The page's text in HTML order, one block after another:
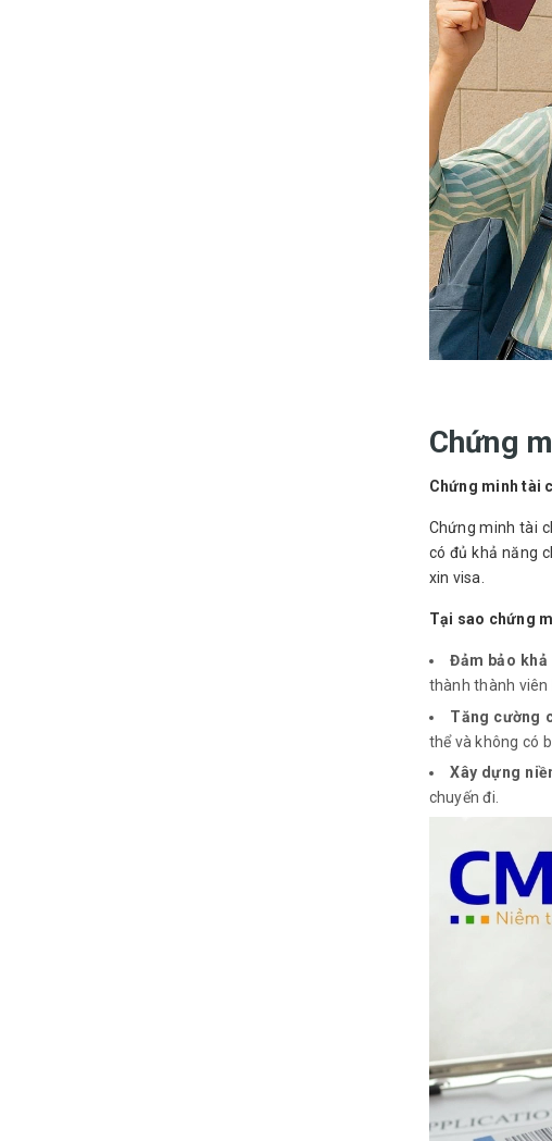
Chứng
Chứng minh tài
Chứng minh tài
có đủ khả năng
xin visa.
Tại sao chứng
Đảm bảo khả
thành thành viên
Tăng cường
thể và không có
Xây dựng
chuyến đi.